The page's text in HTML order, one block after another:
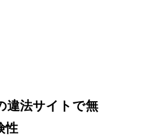
違法サイトで無
性